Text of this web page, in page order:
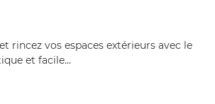
rincez vos espaces extérieurs avec le
et facile...